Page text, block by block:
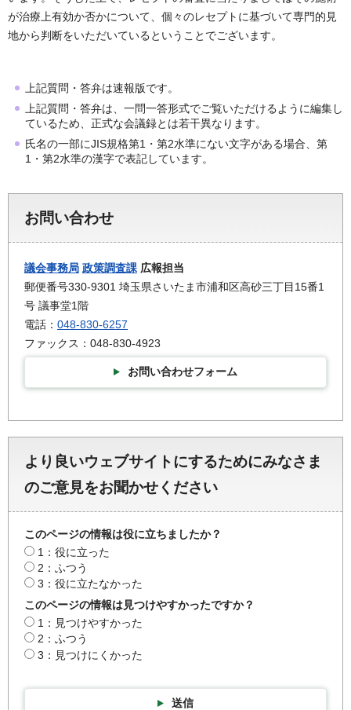
が治療上有効か否かについて、個々のレセプトに基づいて専門的見
地から判断をいただいているということでございます。
上記質問・答弁は速報版です。
上記質問・答弁は、一問一答形式でご覧いただけるように編集し
ているため、正式な会議録とは若干異なります。
氏名の一部にJIS規格第1・第2水準にない文字がある場合、第
1・第2水準の漢字で表記しています。
お問い合わせ
議会事務局 政策調査課 広報担当
郵便番号330-9301 埼玉県さいたま市浦和区高砂三丁目15番1
号 議事堂1階
電話： 048-830-6257
ファックス：048-830-4923
お問い合わせフォーム
より良いウェブサイトにするためにみなさま
のご意見をお聞かせください
このページの情報は役に立ちましたか？
1：役に立った
2：ふつう
3：役に立たなかった
このページの情報は見つけやすかったですか？
1：見つけやすかった
2：ふつう
3：見つけにくかった
送信